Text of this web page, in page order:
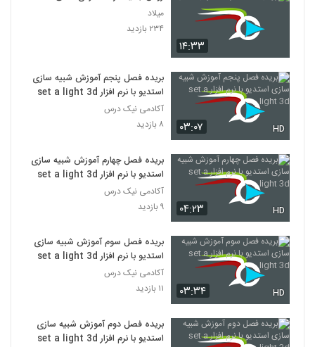
۱۴:۳۳
میلاد
۲۳۴ بازدید
۰۳:۰۷ HD
بریده فصل پنجم آموزش شبیه سازی
استدیو با نرم افزار set a light 3d
آکادمی نیک درس
۸ بازدید
۰۴:۲۳ HD
بریده فصل چهارم آموزش شبیه سازی
استدیو با نرم افزار set a light 3d
آکادمی نیک درس
۹ بازدید
۰۳:۳۴ HD
بریده فصل سوم آموزش شبیه سازی
استدیو با نرم افزار set a light 3d
آکادمی نیک درس
۱۱ بازدید
بریده فصل دوم آموزش شبیه سازی
استدیو با نرم افزار set a light 3d